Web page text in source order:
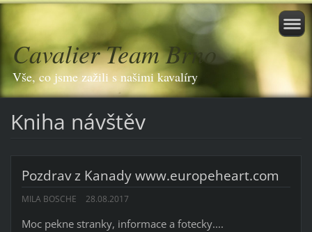
Cavalier Team Brno
Vše, co jsme zažili s našimi kavalíry
Kniha návštěv
Pozdrav z Kanady www.europeheart.com
MILA BOSCHE 28.08.2017
Moc pekne stranky, informace a fotecky....